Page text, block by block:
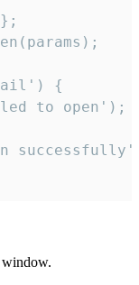
{
to open');
window.